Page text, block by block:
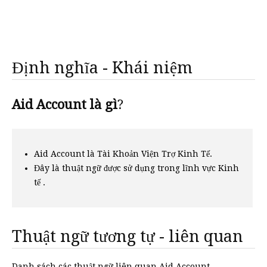
Định nghĩa - Khái niệm
Aid Account là gì?
Aid Account là Tài Khoản Viện Trợ Kinh Tế.
Đây là thuật ngữ được sử dụng trong lĩnh vực Kinh
tế .
Thuật ngữ tương tự - liên quan